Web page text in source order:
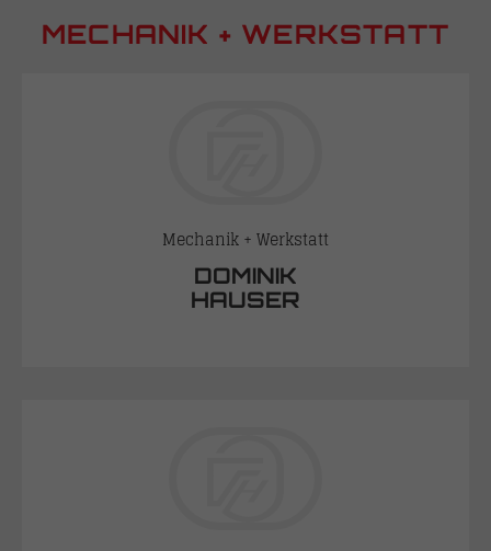
MECHANIK + WERKSTATT
Mechanik + Werkstatt
DOMINIK
HAUSER